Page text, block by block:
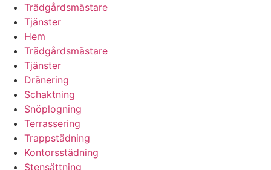
Trädgårdsmästare
Tjänster
Hem
Trädgårdsmästare
Tjänster
Dränering
Schaktning
Snöplogning
Terrassering
Trappstädning
Kontorsstädning
Stensättning